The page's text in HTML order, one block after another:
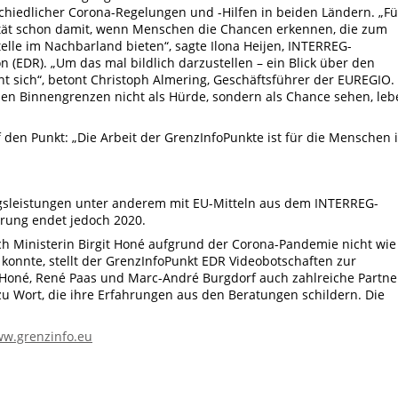
Corona-Regelungen und -Hilfen in beiden Ländern.
schon damit, wenn Menschen die Chancen erkennen, die zum
im Nachbarland bieten“, sagte Ilona Heijen, INTERREG-
(EDR). „Um das mal bildlich darzustellen – ein Blick über den
betont Christoph Almering, Geschäftsführer der EUREGIO.
Binnengrenzen nicht als Hürde, sondern als Chance sehen,
Punkt: „Die Arbeit der GrenzInfoPunkte ist für die Menschen
unter anderem mit EU-Mitteln aus dem INTERREG-
endet jedoch 2020.
Ministerin Birgit Honé aufgrund der Corona-Pandemie nicht wie
stellt der GrenzInfoPunkt EDR Videobotschaften zur
René Paas und Marc-André Burgdorf auch zahlreiche
Wort, die ihre Erfahrungen aus den Beratungen schildern. Die